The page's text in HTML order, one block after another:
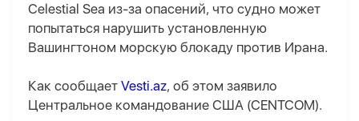
Celestial Sea из-за опасений, что судно может
попытаться нарушить установленную
Вашингтоном морскую блокаду против Ирана.
Как сообщает Vesti.az, об этом заявило
Центральное командование США (CENTCOM).